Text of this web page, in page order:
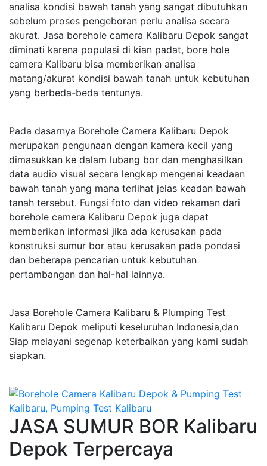
analisa kondisi bawah tanah yang sangat dibutuhkan
sebelum proses pengeboran perlu analisa secara
akurat. Jasa borehole camera Kalibaru Depok sangat
diminati karena populasi di kian padat, bore hole
camera Kalibaru bisa memberikan analisa
matang/akurat kondisi bawah tanah untuk kebutuhan
yang berbeda-beda tentunya.
Pada dasarnya Borehole Camera Kalibaru Depok
merupakan pengunaan dengan kamera kecil yang
dimasukkan ke dalam lubang bor dan menghasilkan
data audio visual secara lengkap mengenai keadaan
bawah tanah yang mana terlihat jelas keadan bawah
tanah tersebut. Fungsi foto dan video rekaman dari
borehole camera Kalibaru Depok juga dapat
memberikan informasi jika ada kerusakan pada
konstruksi sumur bor atau kerusakan pada pondasi
dan beberapa pencarian untuk kebutuhan
pertambangan dan hal-hal lainnya.
Jasa Borehole Camera Kalibaru & Plumping Test
Kalibaru Depok meliputi keseluruhan Indonesia,dan
Siap melayani segenap keterbaikan yang kami sudah
siapkan.
JASA SUMUR BOR Kalibaru
Depok Terpercaya